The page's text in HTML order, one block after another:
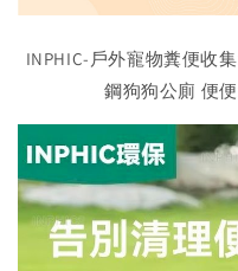
INPHIC-戶外寵物糞便收
鋼狗狗公廁 便